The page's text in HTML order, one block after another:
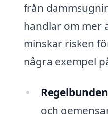
från
handlar om mer
minskar risken
några exempel
och